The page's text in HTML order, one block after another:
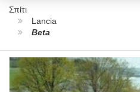
Σπίτι
Lancia
Beta